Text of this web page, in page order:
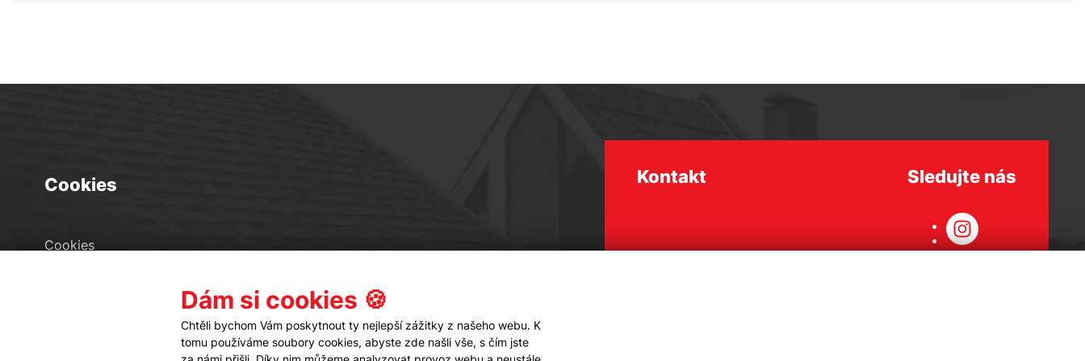
Cookies
Cookies
Kontakt Sledujte nás
Dám si cookies 🍪
Chtěli bychom Vám poskytnout ty nejlepší zážitky z našeho webu. K
tomu používáme soubory cookies, abyste zde našli vše, s čím jste